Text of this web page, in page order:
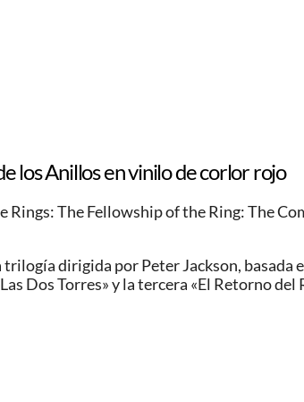
los Anillos en vinilo de corlor rojo
Rings: The Fellowship of the Ring: The
dirigida por Peter Jackson, basada
Dos Torres» y la tercera «El Retorno del